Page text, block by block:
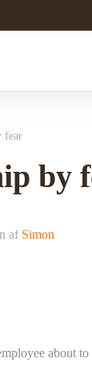
fear
by
af Simon
about